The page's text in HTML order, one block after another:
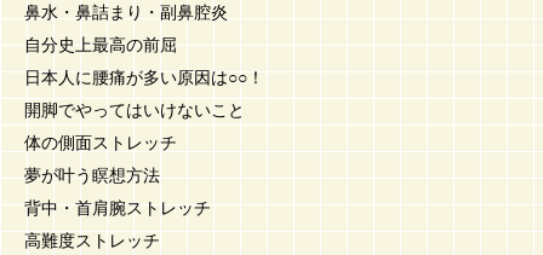
鼻水・鼻詰まり・副鼻腔炎
自分史上最高の前屈
日本人に腰痛が多い原因は○○！
開脚でやってはいけないこと
体の側面ストレッチ
夢が叶う瞑想方法
背中・首肩腕ストレッチ
高難度ストレッチ